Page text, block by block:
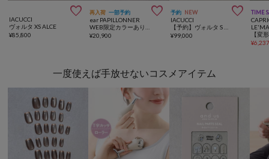

IACUCCI
ヴォルタ XS ALCE
¥85,800
再入荷 一部予約 
ear PAPILLONNER
¥20,900
予約 NEW 
IACUCCI
¥99,000
TIME
¥
一度使えば手放せないコスメアイテム